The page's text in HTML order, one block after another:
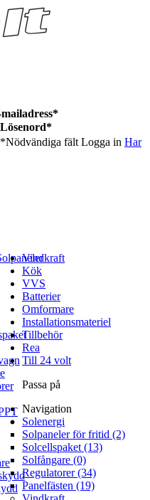
*
Lösenord*
*Nödvändiga fält Logga in Har
Vindkraft
Kök
VVS
Batterier
Omformare
Installationsmateriel
Tillbehör
Rea
Till 24 volt
Passa på
Navigation
Solenergi
Solpaneler för fritid (2)
Solcellspaket (13)
Solfångare (0)
Regulatorer (34)
Panelfästen (19)